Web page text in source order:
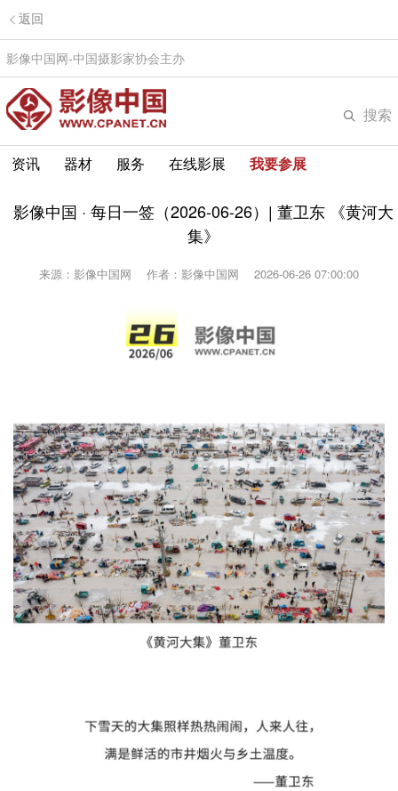
返回
影像中国网-中国摄影家协会主办
搜索
资讯 器材 服务 在线影展 我要参展
影像中国 · 每日一签（2026-06-26）| 董卫东 《黄河大
集》
来源：影像中国网 作者：影像中国网 2026-06-26 07:00:00